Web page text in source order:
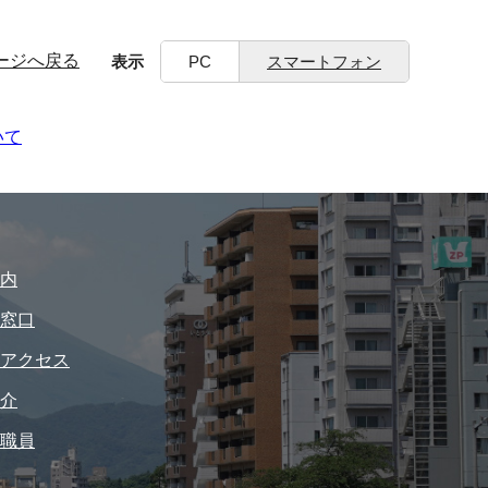
ジへ戻る 表示 PC スマートフォン
口
クセス
員